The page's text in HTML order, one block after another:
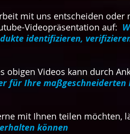
mit uns entscheiden oder
Videopräsentation auf:
identifizieren,
obigen Videos kann durch
für Ihre
mit Ihnen teilen möchten,
können